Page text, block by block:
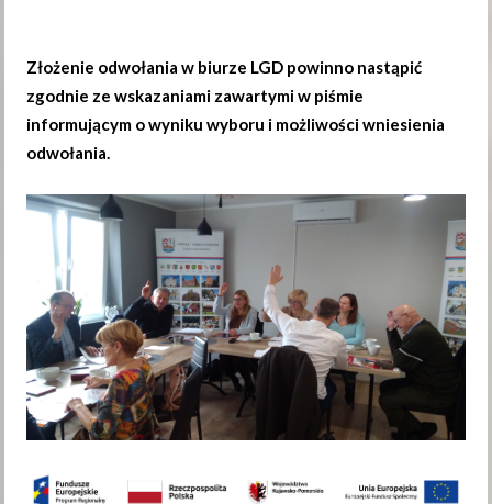
Złożenie odwołania w biurze LGD powinno nastąpić
zgodnie ze wskazaniami zawartymi w piśmie
informującym o wyniku wyboru i możliwości wniesienia
odwołania.